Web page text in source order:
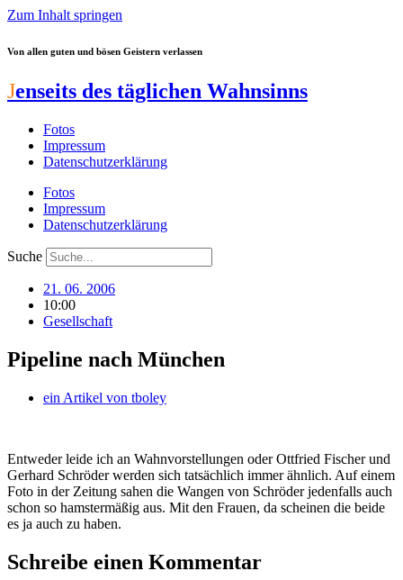
Zum Inhalt springen
Von allen guten und bösen Geistern verlassen
Jenseits des täglichen Wahnsinns
Fotos
Impressum
Datenschutzerklärung
Fotos
Impressum
Datenschutzerklärung
Suche
21. 06. 2006
10:00
Gesellschaft
Pipeline nach München
ein Artikel von tboley
Entweder leide ich an Wahnvorstellungen oder Ottfried Fischer und
Gerhard Schröder werden sich tatsächlich immer ähnlich. Auf einem
Foto in der Zeitung sahen die Wangen von Schröder jedenfalls auch
schon so hamstermäßig aus. Mit den Frauen, da scheinen die beide
es ja auch zu haben.
Schreibe einen Kommentar